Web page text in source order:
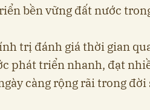
bền vững đất nước
trị đánh giá thời gian
phát triển nhanh, đạt
càng rộng rãi trong đời